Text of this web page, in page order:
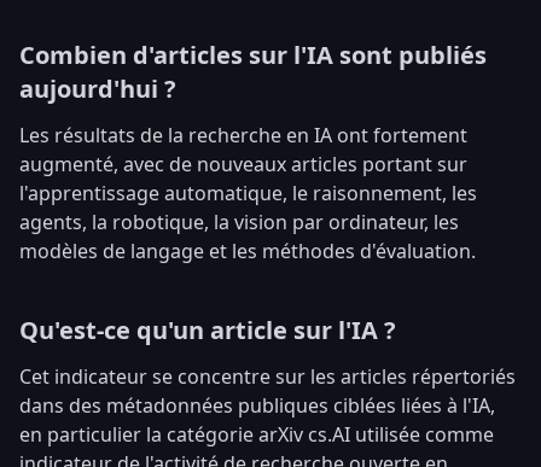
Combien d'articles sur l'IA sont publiés
aujourd'hui ?
Les résultats de la recherche en IA ont fortement
augmenté, avec de nouveaux articles portant sur
l'apprentissage automatique, le raisonnement, les
agents, la robotique, la vision par ordinateur, les
modèles de langage et les méthodes d'évaluation.
Qu'est-ce qu'un article sur l'IA ?
Cet indicateur se concentre sur les articles répertoriés
dans des métadonnées publiques ciblées liées à l'IA,
en particulier la catégorie arXiv cs.AI utilisée comme